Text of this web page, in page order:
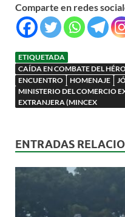
Comparte en redes
ETIQUETADA
CAÍDA EN COMBATE DEL
ENCUENTRO
HOMENAJE
MINISTERIO DEL COMERCIO
EXTRANJERA (MINCEX
ENTRADAS